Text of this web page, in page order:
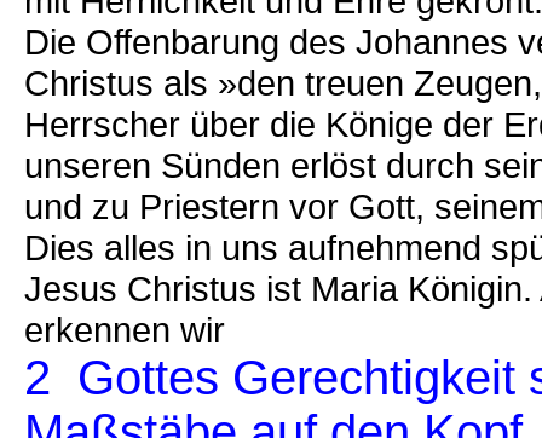
Die Offenbarung des Johannes
Christus als »den treuen
Herrscher über die Könige der
unseren Sünden erlöst durch
und zu Priestern vor Gott,
Dies alles in uns aufnehmend
Jesus Christus ist Maria
erkennen wir
2 Gottes Gerechtigkeit